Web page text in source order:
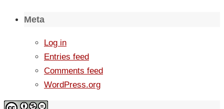
Meta
Log in
Entries feed
Comments feed
WordPress.org